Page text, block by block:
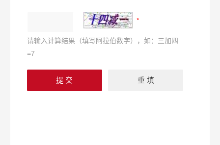
请输入计算结果（填写阿拉伯数字），如：三加四
=7